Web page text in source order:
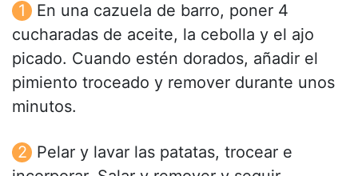
En una cazuela de barro, poner 4
cucharadas de aceite, la cebolla y el ajo
picado. Cuando estén dorados, añadir el
pimiento troceado y remover durante unos
minutos.
Pelar y lavar las patatas, trocear e